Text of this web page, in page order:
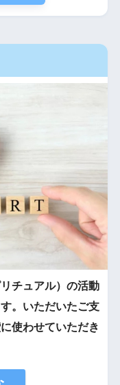
チュアル）の活動
。いただいたご支
使わせていただき